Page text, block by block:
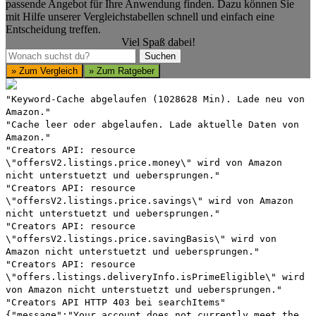
passende Angebot für Ihre Anwendung finden. Dazu können Sie
mit Hilfe unserer Vergleichstabellen schnell und einfach eine
Entscheidung treffen.
Viel Spaß dabei!
Suchen
Suchen
» Zum Vergleich
» Zum Ratgeber
"Keyword-Cache abgelaufen (1028628 Min). Lade neu von
Amazon."
"Cache leer oder abgelaufen. Lade aktuelle Daten von
Amazon."
"Creators API: resource
\"offersV2.listings.price.money\" wird von Amazon
nicht unterstuetzt und uebersprungen."
"Creators API: resource
\"offersV2.listings.price.savings\" wird von Amazon
nicht unterstuetzt und uebersprungen."
"Creators API: resource
\"offersV2.listings.price.savingBasis\" wird von
Amazon nicht unterstuetzt und uebersprungen."
"Creators API: resource
\"offers.listings.deliveryInfo.isPrimeEligible\" wird
von Amazon nicht unterstuetzt und uebersprungen."
"Creators API HTTP 403 bei searchItems"